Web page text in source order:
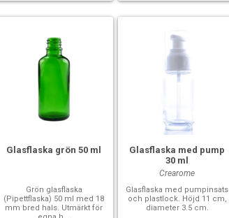
Glasflaska grön 50 ml
Grön glasflaska
(Pipettflaska) 50 ml med 18
mm bred hals. Utmärkt för
Glasflaska med pump
30 ml
Crearome
Glasflaska med pumpinsats
och plastlock. Höjd 11 cm,
diameter 3.5 cm.